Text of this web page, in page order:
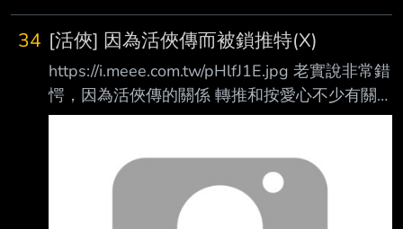
星海、魔獸3、暗黑2、世紀帝國2、CS 沒有國
產遊戲的事啊？連皮卡丘打排球，都比大部分國
產遊戲玩的人多。 少數會買來玩的國產遊戲，
就是軒三和天之痕，這真的太經典。 也許黃金
覺得國產遊戲很熱門，會不會可能是當時中國大
陸對於臺灣 國產遊戲有特殊感情，
34 [活俠] 因為活俠傳而被鎖推特(X)
https://i.meee.com.tw/pHlfJ1E.jpg 老實說非常錯
愕，因為活俠傳的關係 轉推和按愛心不少有關
活俠的文章或圖片 大概從7月購買後到現在的頻
然後有不明追蹤者我都有移除追蹤和封鎖 也沒
有去轉推什麼蘿莉甚至人外圖，頂多按愛心吧?
真的搞不懂是啥鬼判定 -- 作者 m3jp6cl4 (幽狄)